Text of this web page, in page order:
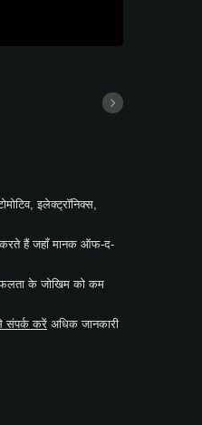
इलेक्ट्रॉनिक्स,
करते हैं जहाँ मानक ऑफ-द-
के जोखिम को कम
संपर्क करें अधिक जानकारी